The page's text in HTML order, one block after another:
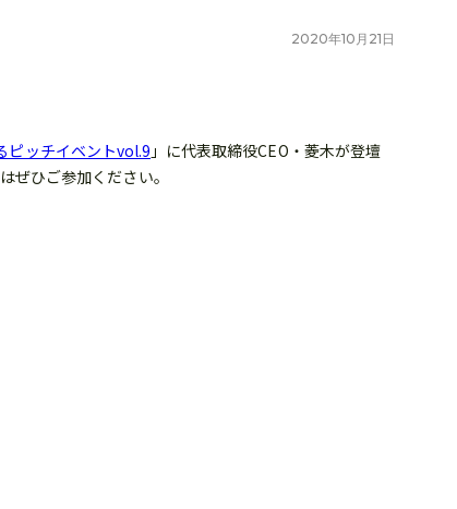
2020年10 月 21 日
ピッチイベントvol.9 」に代表取締役CEO・菱木が登壇
ぜひご参加ください。